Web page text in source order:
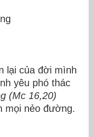
lại của đời mình
yêu phó thác
(Mc 16,20)
mọi nẻo đường.